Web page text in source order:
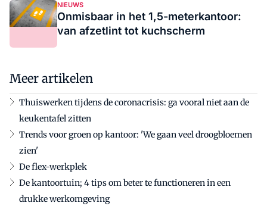
NIEUWS
Onmisbaar in het 1,5-meterkantoor:
van afzetlint tot kuchscherm
Meer artikelen
Thuiswerken tijdens de coronacrisis: ga vooral niet aan de
keukentafel zitten
Trends voor groen op kantoor: 'We gaan veel droogbloemen
zien'
De flex-werkplek
De kantoortuin; 4 tips om beter te functioneren in een
drukke werkomgeving